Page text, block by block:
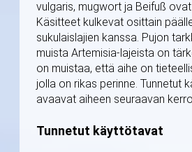
vulgaris, mugwort ja Beifuß
Käsitteet kulkevat osittain
sukulaislajien kanssa. Pujon
muista Artemisia-lajeista on
on muistaa, että aihe on
jolla on rikas perinne. Tunnetut
avaavat aiheen seuraavan
Tunnetut käyttötavat